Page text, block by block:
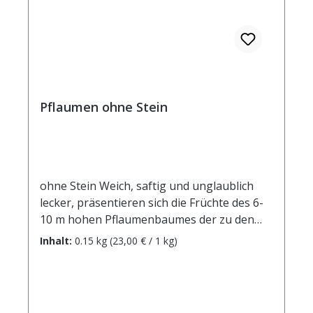
Ballaststoffe 4,7 g Eiweiß 9,2 g Salz 0,003 g
Pflaumen ohne Stein
ohne Stein Weich, saftig und unglaublich
lecker, präsentieren sich die Früchte des 6-
10 m hohen Pflaumenbaumes der zu den
Rosengewächsen zählt. Pflaumen sind vor
allem für ihre Hilfe bei
Inhalt: 0.15 kg (23,00 € / 1 kg)